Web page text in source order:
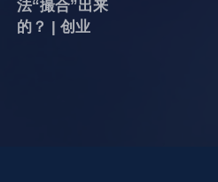
法“撮合”出来
的？ | 创业